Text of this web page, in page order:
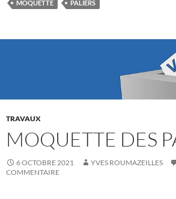
MOQUETTE PALIERS
TRAVAUX
MOQUETTE DES
6 OCTOBRE 2021 YVES ROUMAZEILLES
COMMENTAIRE